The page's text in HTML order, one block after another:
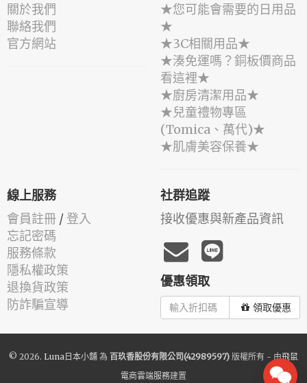
關於我們
聯絡我們
官方網站
★您可能會需要的日用品
★
★3C相關用品★
★湊免運嗎？銅板價商品
看這裡★
★廚房清潔用品★
★兒童禮物專區
(Tomica、萬代)★
★肌膚美容保養★
線上服務
會員註冊 / 登入
忘記密碼
服務條款
隱私權政策
退換貨政策
防詐騙宣導
社群追蹤
接收優惠與新產品資訊
優惠領取
領取優惠
© 2026. Luna日本小舖 為 百玖香股份有限公司(42989597) 版權所有 - 由飛鼠
電商雲端服務建置